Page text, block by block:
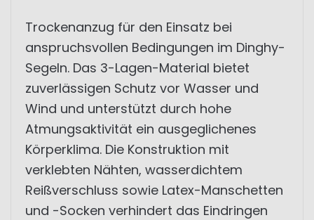
Trockenanzug für den Einsatz bei
anspruchsvollen Bedingungen im Dinghy-
Segeln. Das 3-Lagen-Material bietet
zuverlässigen Schutz vor Wasser und
Wind und unterstützt durch hohe
Atmungsaktivität ein ausgeglichenes
Körperklima. Die Konstruktion mit
verklebten Nähten, wasserdichtem
Reißverschluss sowie Latex-Manschetten
und -Socken verhindert das Eindringen